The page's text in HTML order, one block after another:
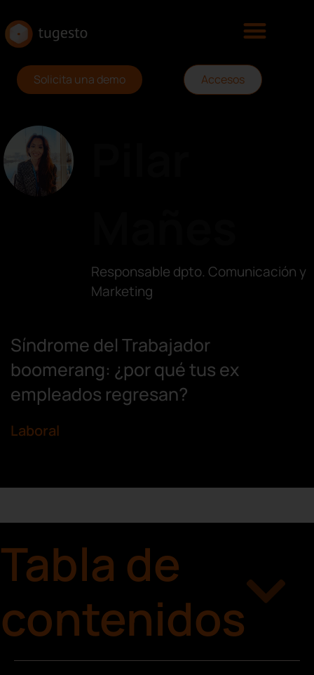
Solicita una demo Accesos
Responsable dpto. Comunicación y
Marketing
Síndrome del Trabajador
boomerang: ¿por qué tus ex
empleados regresan?
Laboral
Tabla de
contenidos